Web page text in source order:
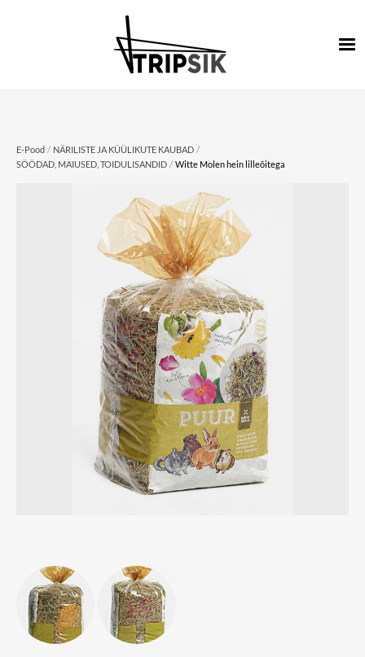
E-Pood / NÄRILISTE JA KÜÜLIKUTE KAUBAD /
SÖÖDAD, MAIUSED, TOIDULISANDID / Witte Molen hein lilleõitega